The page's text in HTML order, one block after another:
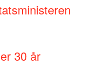
30 år